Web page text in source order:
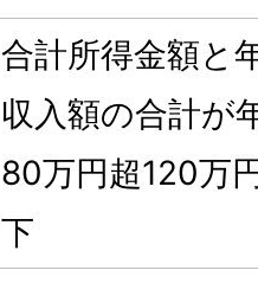
合計所得金額と
収入額の合計が
80万円超120万
下